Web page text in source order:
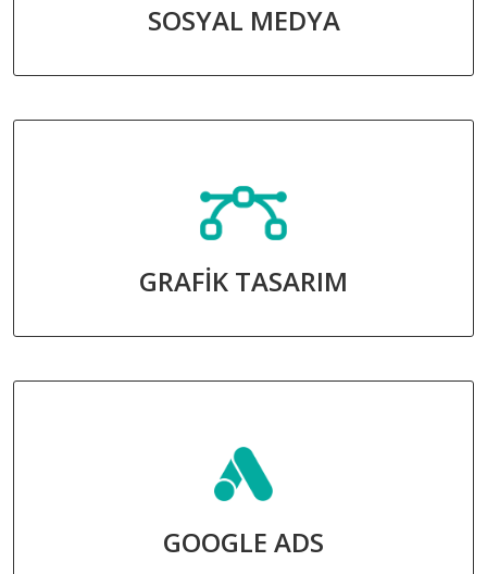
SOSYAL MEDYA
GRAFİK TASARIM
GOOGLE ADS